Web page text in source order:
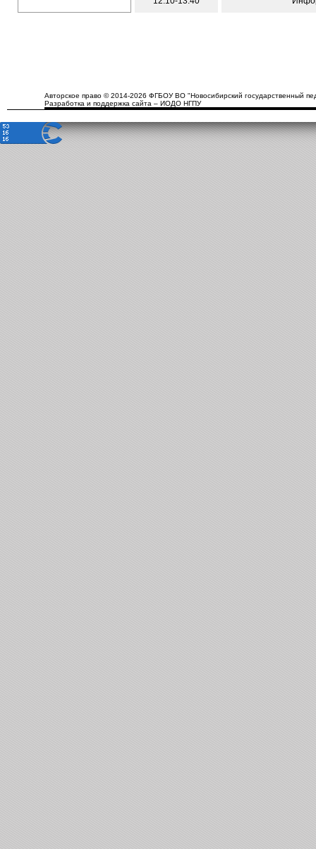
Авторское право © 2014-2026 ФГБОУ ВО "Новосибирский государственный
Разработка и поддержка сайта – ИОДО НГПУ